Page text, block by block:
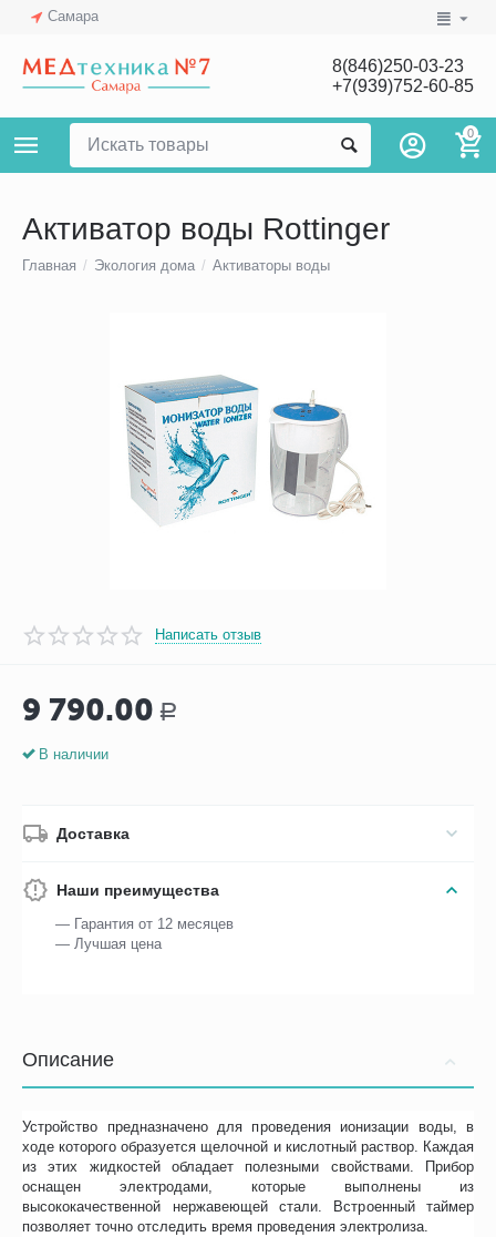
Самара
8(846)250-03-23
+7(939)752-60-85
0
Активатор воды Rottinger
Главная / Экология дома / Активаторы воды
Написать отзыв
9 790.00 Р
В наличии
Доставка
Наши преимущества
— Гарантия от 12 месяцев
— Лучшая цена
Описание
Устройство предназначено для проведения ионизации воды, в
ходе которого образуется щелочной и кислотный раствор. Каждая
из этих жидкостей обладает полезными свойствами. Прибор
оснащен электродами, которые выполнены из
высококачественной нержавеющей стали. Встроенный таймер
позволяет точно отследить время проведения электролиза.